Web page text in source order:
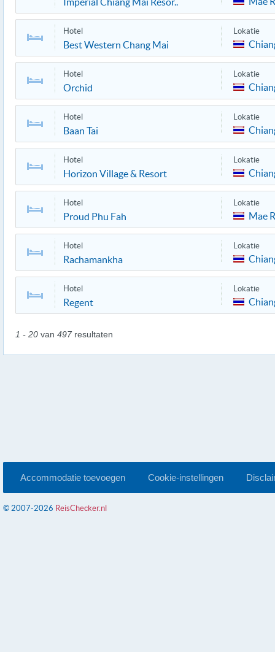
Hotel
Best Western Chang Mai
Lokatie
Hotel
Orchid
Lokatie
Hotel
Baan Tai
Lokatie
Hotel
Horizon Village & Resort
Lokatie
Hotel
Proud Phu Fah
Lokatie
Mae
Hotel
Rachamankha
Lokatie
Hotel
Regent
Lokatie
1 - 20 van 497 resultaten
Accommodatie toevoegen Cookie-instellingen
© 2007-2026 ReisChecker.nl